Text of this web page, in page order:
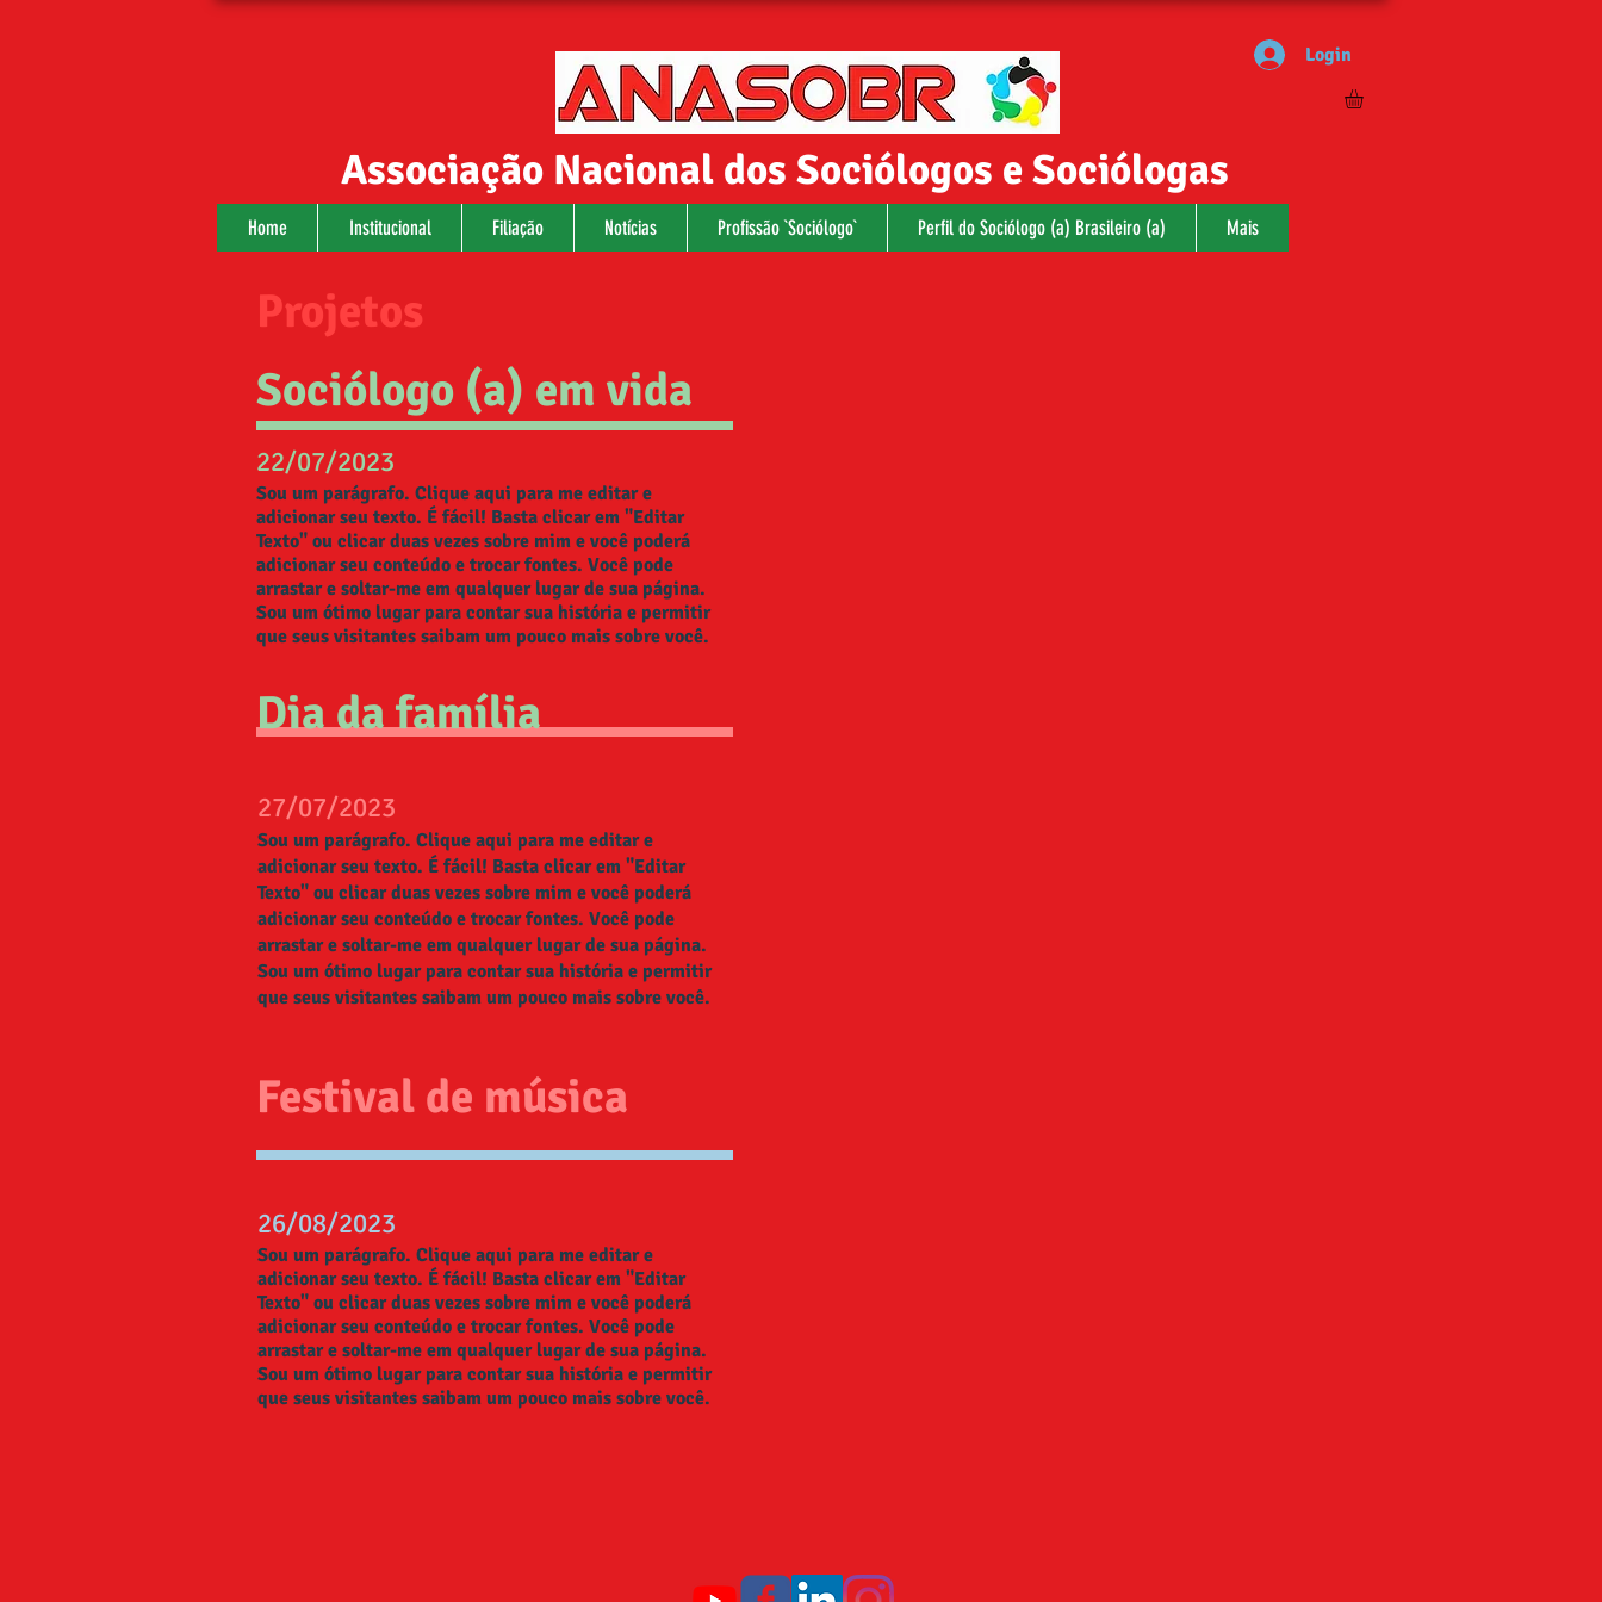
Login
Associação Nacional dos Sociólogos e Sociólogas
Home Institucional Filiação Notícias Profissão `Sociólogo` Perfil do Sociólogo (a) Brasileiro (a) Mais
Projetos
Sociólogo (a) em vida
22/07/2023
Sou um parágrafo. Clique aqui para me editar e
adicionar seu texto. É fácil! Basta clicar em "Editar
Texto" ou clicar duas vezes sobre mim e você poderá
adicionar seu conteúdo e trocar fontes. Você pode
arrastar e soltar-me em qualquer lugar de sua página.
Sou um ótimo lugar para contar sua história e permitir
que seus visitantes saibam um pouco mais sobre você.
Dia da família
27/07/2023​
Sou um parágrafo. Clique aqui para me editar e
adicionar seu texto. É fácil! Basta clicar em "Editar
Texto" ou clicar duas vezes sobre mim e você poderá
adicionar seu conteúdo e trocar fontes. Você pode
arrastar e soltar-me em qualquer lugar de sua página.
Sou um ótimo lugar para contar sua história e permitir
que seus visitantes saibam um pouco mais sobre você.
Festival de música
26/08/2023
Sou um parágrafo. Clique aqui para me editar e
adicionar seu texto. É fácil! Basta clicar em "Editar
Texto" ou clicar duas vezes sobre mim e você poderá
adicionar seu conteúdo e trocar fontes. Você pode
arrastar e soltar-me em qualquer lugar de sua página.
Sou um ótimo lugar para contar sua história e permitir
que seus visitantes saibam um pouco mais sobre você.